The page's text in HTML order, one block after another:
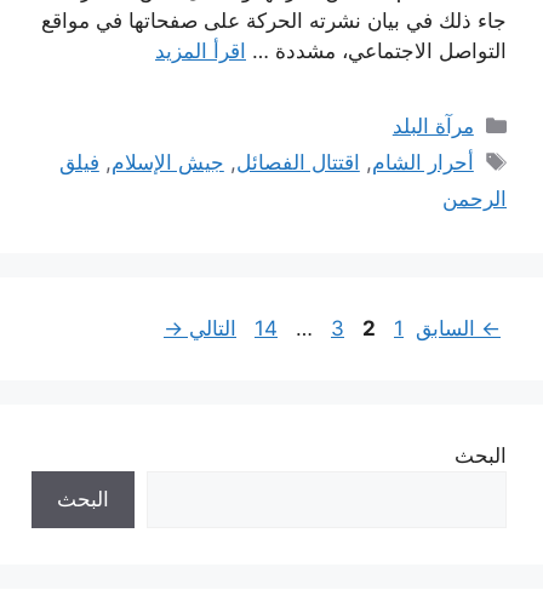
جاء ذلك في بيان نشرته الحركة على صفحاتها في مواقع
التواصل الاجتماعي، مشددة … اقرأ المزيد
التصنيفات
مرآة البلد
الوسوم
أحرار الشام, اقتتال الفصائل, جيش الإسلام, فيلق
الرحمن
← السابق Page
1
Page
2
Page
3
…
Page
14 التالي →
البحث
البحث